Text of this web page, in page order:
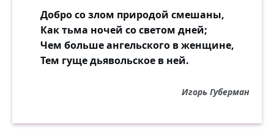
Добро со злом природой смешаны,
Как тьма ночей со светом дней;
Чем больше ангельского в женщине,
Тем гуще дьявольское в ней.
Игорь Губерман